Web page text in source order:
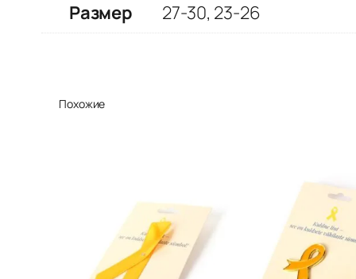
Размер 27-30, 23-26
Похожие